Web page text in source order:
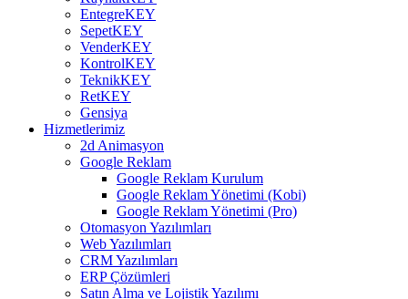
EntegreKEY
SepetKEY
VenderKEY
KontrolKEY
TeknikKEY
RetKEY
Gensiya
Hizmetlerimiz
2d Animasyon
Google Reklam
Google Reklam Kurulum
Google Reklam Yönetimi (Kobi)
Google Reklam Yönetimi (Pro)
Otomasyon Yazılımları
Web Yazılımları
CRM Yazılımları
ERP Çözümleri
Satın Alma ve Lojistik Yazılımı